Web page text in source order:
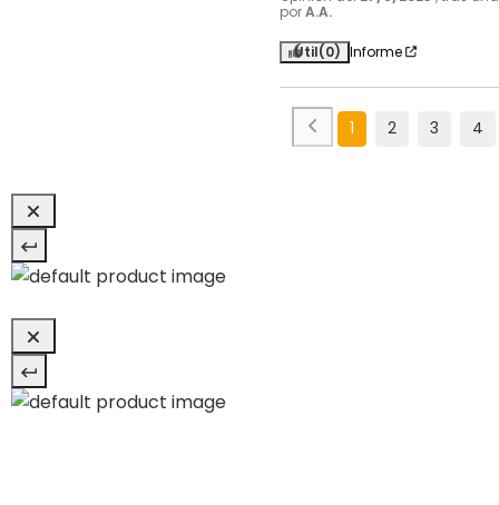
porA.A.
Útil(0) Informe
1 2 3 4